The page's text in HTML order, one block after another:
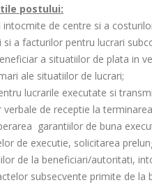
postului:
de centre si a
a facturilor pentru lucrari
a situatiilor de plata in
ale situatiilor de lucrari;
lucrarile executate si
de receptie la
garantiilor de buna
de executie, solicitarea
de la beneficiari/autoritati,
subsecvente primite de